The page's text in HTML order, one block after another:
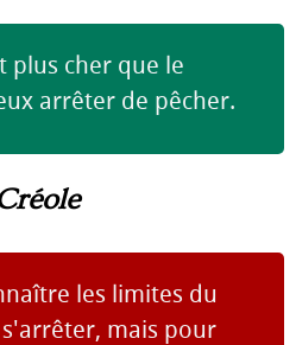
plus cher que le
arrêter de pêcher.
les limites du
mais pour